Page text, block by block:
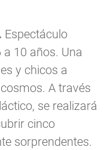
Espectáculo
10 años. Una
y chicos a
A través
se realizará
cinco
sorprendentes.